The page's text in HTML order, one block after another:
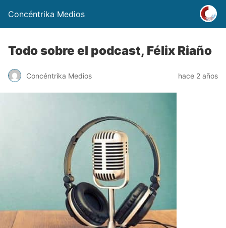
Concéntrika Medios
Todo sobre el podcast, Félix Riaño
Concéntrika Medios hace 2 años